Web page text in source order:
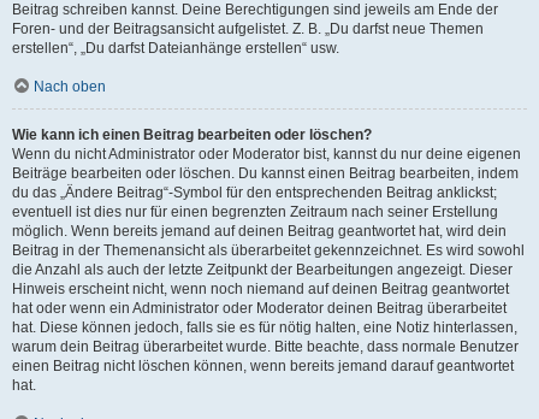
Beitrag schreiben kannst. Deine Berechtigungen sind jeweils am Ende der
Foren- und der Beitragsansicht aufgelistet. Z. B. „Du darfst neue Themen
erstellen“, „Du darfst Dateianhänge erstellen“ usw.
Nach oben
Wie kann ich einen Beitrag bearbeiten oder löschen?
Wenn du nicht Administrator oder Moderator bist, kannst du nur deine eigenen
Beiträge bearbeiten oder löschen. Du kannst einen Beitrag bearbeiten, indem
du das „Ändere Beitrag“-Symbol für den entsprechenden Beitrag anklickst;
eventuell ist dies nur für einen begrenzten Zeitraum nach seiner Erstellung
möglich. Wenn bereits jemand auf deinen Beitrag geantwortet hat, wird dein
Beitrag in der Themenansicht als überarbeitet gekennzeichnet. Es wird sowohl
die Anzahl als auch der letzte Zeitpunkt der Bearbeitungen angezeigt. Dieser
Hinweis erscheint nicht, wenn noch niemand auf deinen Beitrag geantwortet
hat oder wenn ein Administrator oder Moderator deinen Beitrag überarbeitet
hat. Diese können jedoch, falls sie es für nötig halten, eine Notiz hinterlassen,
warum dein Beitrag überarbeitet wurde. Bitte beachte, dass normale Benutzer
einen Beitrag nicht löschen können, wenn bereits jemand darauf geantwortet
hat.